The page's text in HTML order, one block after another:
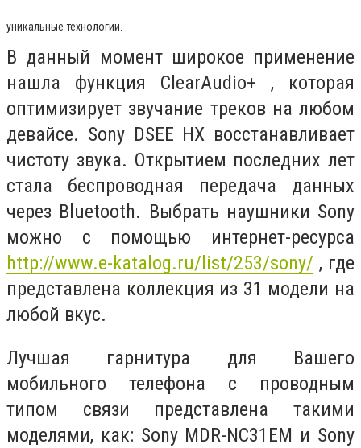
уникальные технологии.
В данный момент широкое применение
нашла функция ClearAudio+ , которая
оптимизирует звучание треков на любом
девайсе. Sony DSEE HX восстанавливает
чистоту звука. Открытием последних лет
стала беспроводная передача данных
через Bluetooth. Выбрать наушники Sony
можно с помощью интернет-ресурса
http://www.e-katalog.ru/list/253/sony/ , где
представлена коллекция из 31 модели на
любой вкус.
Лучшая гарнитура для Вашего
мобильного телефона с проводным
типом связи представлена такими
моделями, как: Sony MDR-NC31EM и Sony